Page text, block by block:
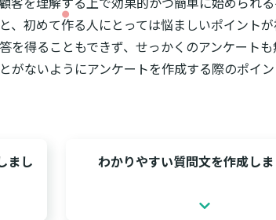
、初めて作る人にとっては悩ましいポイント
を得ることもできず、せっかくのアンケートも
がないようにアンケートを作成する際のポイ
まし
わかりやすい質問文を作成し